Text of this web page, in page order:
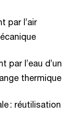
par l’air
par l’eau d’un
thermique
: réutilisation